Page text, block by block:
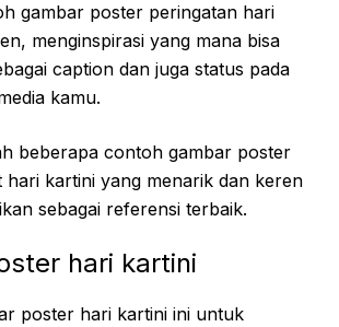
gambar poster peringatan hari
menginspirasi yang mana bisa
caption dan juga status pada
kamu.
beberapa contoh gambar poster
hari kartini yang menarik dan keren
sebagai referensi terbaik.
hari kartini
poster hari kartini ini untuk